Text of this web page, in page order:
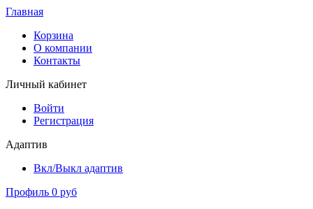
Главная
Корзина
О компании
Контакты
Личный кабинет
Войти
Регистрация
Адаптив
Вкл/Выкл адаптив
Профиль 0 руб